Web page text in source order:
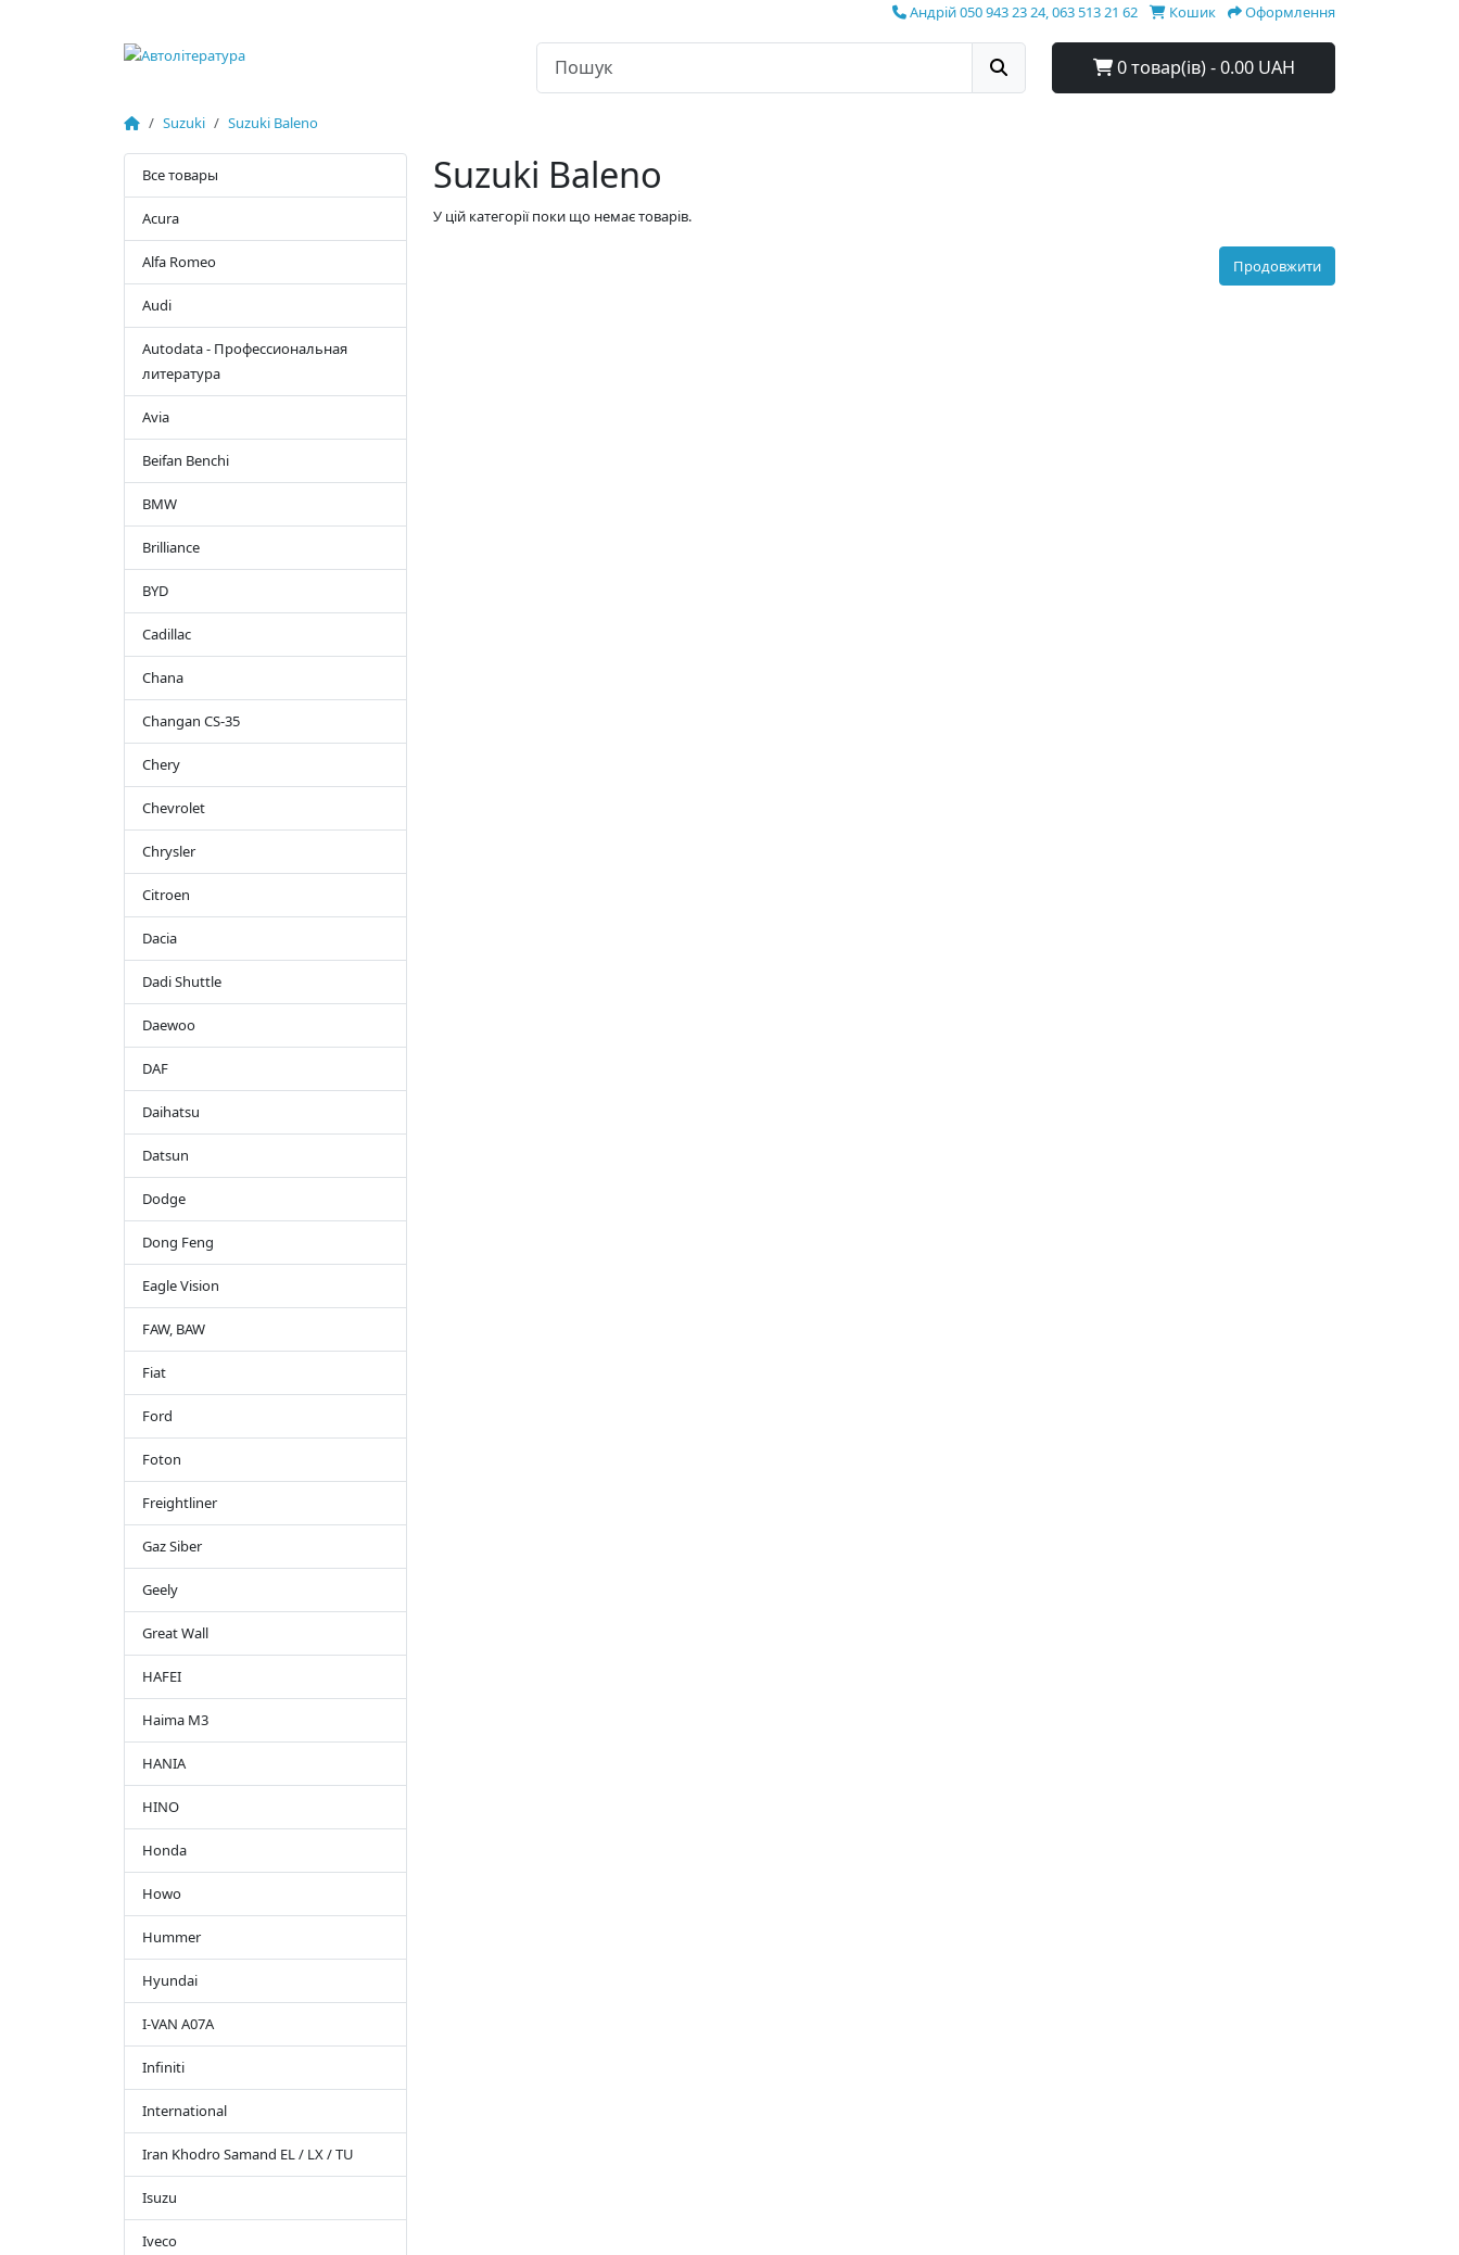
Андрій 050 943 23 24, 063 513 21 62 Кошик Оформлення
0 товар(ів) - 0.00 UAH
Suzuki Suzuki Baleno
Все товары
Acura
Alfa Romeo
Audi
Autodata - Профессиональная
литература
Avia
Beifan Benchi
BMW
Brilliance
BYD
Cadillac
Chana
Changan CS-35
Chery
Chevrolet
Chrysler
Citroen
Dacia
Dadi Shuttle
Daewoo
DAF
Daihatsu
Datsun
Dodge
Dong Feng
Eagle Vision
FAW, BAW
Fiat
Ford
Foton
Freightliner
Gaz Siber
Geely
Great Wall
HAFEI
Haima M3
HANIA
HINO
Honda
Howo
Hummer
Hyundai
I-VAN A07A
Infiniti
International
Iran Khodro Samand EL / LX / TU
Isuzu
Iveco
Suzuki Baleno
У цій категорії поки що немає товарів.
Продовжити